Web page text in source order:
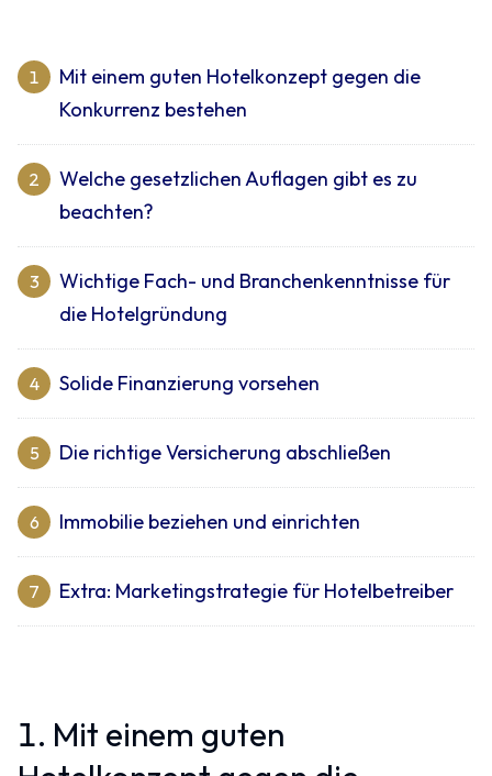
1
Mit einem guten Hotelkonzept gegen die
Konkurrenz bestehen
2
Welche gesetzlichen Auflagen gibt es zu
beachten?
3
Wichtige Fach- und Branchenkenntnisse für
die Hotelgründung
4 Solide Finanzierung vorsehen
5 Die richtige Versicherung abschließen
6 Immobilie beziehen und einrichten
7 Extra: Marketingstrategie für Hotelbetreiber
1. Mit einem guten